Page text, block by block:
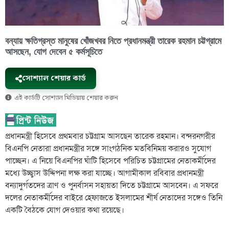
বন্যায় ক্ষতিগ্রস্ত মানুষের খোঁজখবর নিতে প্রধানমন্ত্রী তারেক রহমান চট্টগ্রামে
আসছেন, যোগ দেবেন ৫ কর্মসূচিতে
সোশ্যাল শেয়ার কার্ড
এই কার্ডটি সোশ্যাল মিডিয়ায় শেয়ার করুন
প্রধানমন্ত্রী হিসেবে প্রথমবার চট্টগ্রাম আসছেন তারেক রহমান। বন্দরনগরীর
বিএনপি নেতারা প্রধানমন্ত্রীর সঙ্গে সাংগঠনিক মতবিনিময় করারও সুযোগ
পাচ্ছেন। এ নিয়ে বিএনপির ঘাঁটি হিসেবে পরিচিত চট্টগ্রামের নেতাকর্মীদের
মধ্যে উচ্ছ্বাস উদ্দিপনা লক্ষ করা যাচ্ছে। আগামীকাল রবিবার প্রধানমন্ত্রী
বন্যাদুর্গতদের ত্রাণ ও পুনর্বাসন সহায়তা দিতে চট্টগ্রামে আসবেন। এ সফরে
দলের নেতাকর্মীদের বাইরে হেফাজতে ইসলামের শীর্ষ নেতাদের সঙ্গেও তিনি
একটি বৈঠকে যোগ দেওয়ার কথা রয়েছে।